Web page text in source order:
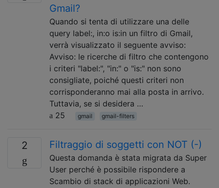
Gmail?
Quando si tenta di utilizzare una delle
query label:, in:o is:in un filtro di Gmail,
verrà visualizzato il seguente avviso:
Avviso: le ricerche di filtro che contengono
i criteri "label:", "in:" o "is:" non sono
consigliate, poiché questi criteri non
corrisponderanno mai alla posta in arrivo.
Tuttavia, se si desidera …
25
gmail gmail-filters
2 Filtraggio di soggetti con NOT (-)
Questa domanda è stata migrata da Super
User perché è possibile rispondere a
Scambio di stack di applicazioni Web.